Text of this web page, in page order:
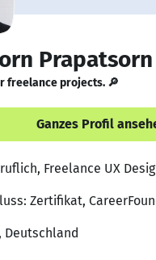
Prapatsorn
freelance projects. 🔎
Ganzes Profil
Freelance UX
Zertifikat,
, Deutschland